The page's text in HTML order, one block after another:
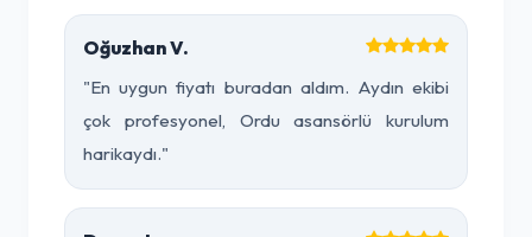
Oğuzhan V.
"En uygun fiyatı buradan aldım. Aydın ekibi
çok profesyonel, Ordu asansörlü kurulum
harikaydı."